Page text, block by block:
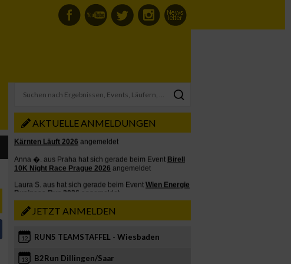
AKTUELLE ANMELDUNGEN
JETZT ANMELDEN
12 RUN5 TEAMSTAFFEL - Wiesbaden
13 B2Run Dillingen/Saar